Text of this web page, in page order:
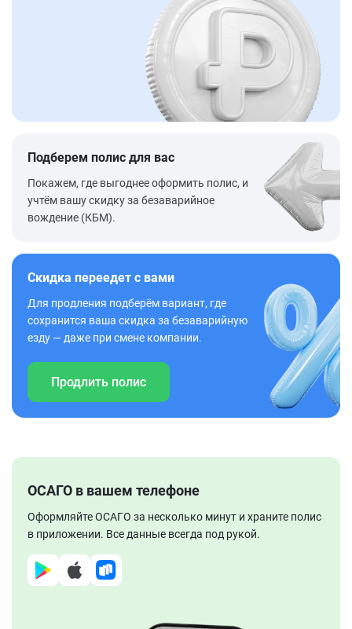
Подберем полис для вас
Покажем, где выгоднее оформить полис, и
учтём вашу скидку за безаварийное
вождение (КБМ).
Скидка переедет с вами
Для продления подберём вариант, где
сохранится ваша скидка за безаварийную
езду — даже при смене компании.
Продлить полис
ОСАГО в вашем телефоне
Оформляйте ОСАГО за несколько минут и храните полис
в приложении. Все данные всегда под рукой.